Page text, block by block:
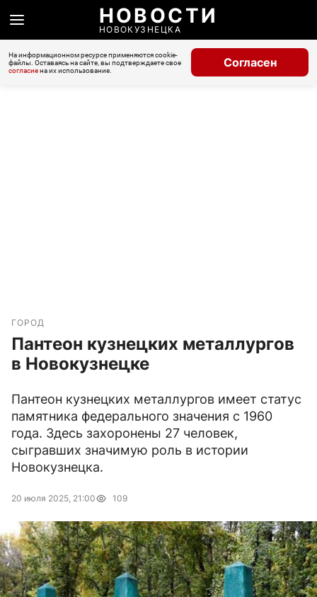
НОВОСТИ
НОВОКУЗНЕЦКА
На информационном ресурсе применяются cookie-
файлы. Оставаясь на сайте, вы подтверждаете свое
согласиена их использование.
Согласен
ГОРОД
Пантеон кузнецких металлургов
в Новокузнецке
Пантеон кузнецких металлургов имеет статус
памятника федерального значения с 1960
года. Здесь захоронены 27 человек,
сыгравших значимую роль в истории
Новокузнецка.
20 июля 2025, 21:00 109